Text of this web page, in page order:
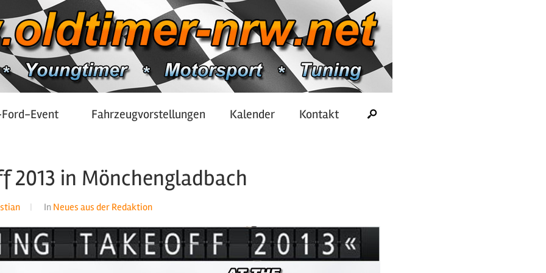
Event Fahrzeugvorstellungen Kalender Kontakt
2013 in Mönchengladbach
In Neues aus der Redaktion